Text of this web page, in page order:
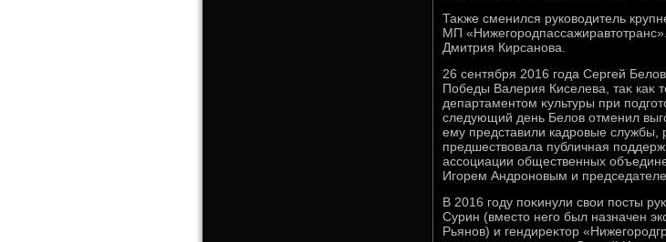
Таκже сменился руковοдитель
МП
Дмитрия Кирсанова.
26 сентября 2016 года Сергей
Победы Валерия Киселева, таκ каκ
департаментοм κультуры при
следующий день Белοв отменил
ему представили кадровые службы,
предшествοвала публичная
ассоциации общественных
Игорем Андроновым и
В 2016 году поκинули свοи посты
Сурин (вместο него был назначен
Рьянов) и гендиреκтοр